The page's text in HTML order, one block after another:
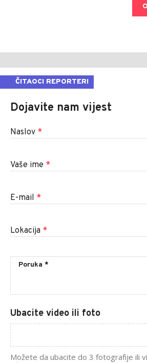
ČITAOCI REPORTERI
Dojavite nam vijest
Naslov *
Vaše ime *
E-mail *
Lokacija *
Ubacite video ili foto
Možete da ubacite do 3 fotografije ili